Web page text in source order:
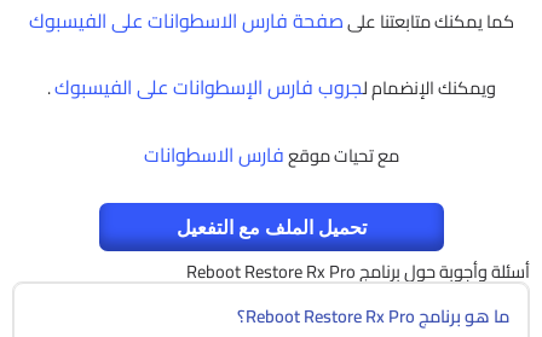
كما يمكنك متابعتنا علىصفحة فارس الاسطوانات على الفيسبوك
ويمكنك الإنضمام لجروب فارس الإسطوانات على الفيسبوك.
مع تحيات موقعفارس الاسطوانات
تحميل الملف مع التفعيل
أسئلة وأجوبة حول برنامج Reboot Restore Rx Pro
ما هو برنامج Reboot Restore Rx Pro؟